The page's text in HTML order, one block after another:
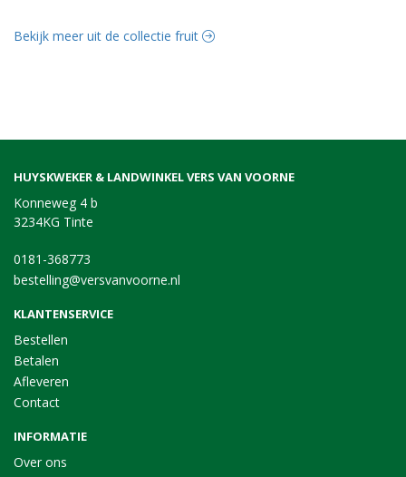
Bekijk meer uit de collectie fruit
HUYSKWEKER & LANDWINKEL VERS VAN VOORNE
Konneweg 4 b
3234KG Tinte
0181-368773
bestelling@versvanvoorne.nl
KLANTENSERVICE
Bestellen
Betalen
Afleveren
Contact
INFORMATIE
Over ons